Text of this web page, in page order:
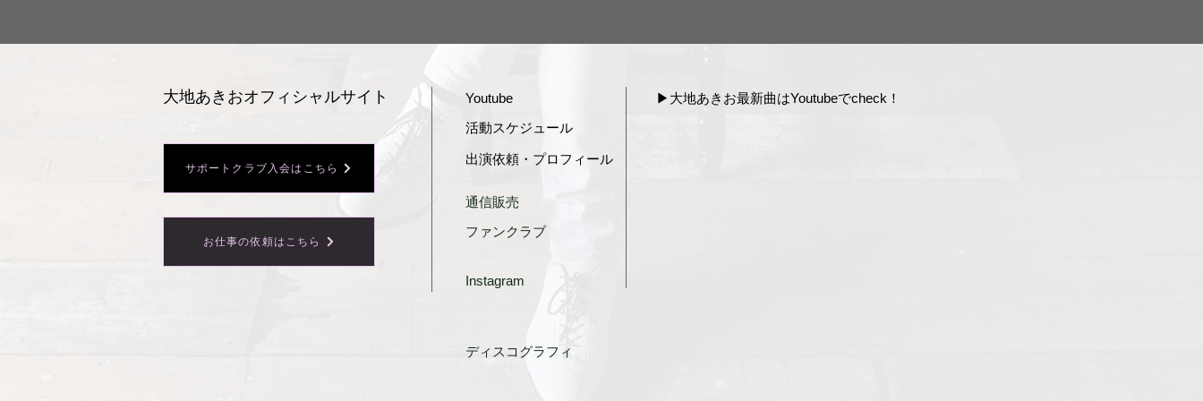
大地あきおオフィシャルサイト Youtube
▶︎大地あきお最新曲はYoutubeでcheck！
活動スケジュール
出演依頼・プロフィール
通信販売
ファンクラブ
Instagram
サポートクラブ入会はこちら
お仕事の依頼はこちら
ディスコグラフィ